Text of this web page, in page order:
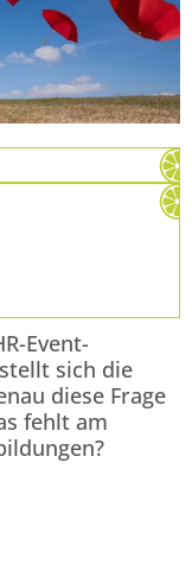
Event-
sich die
diese Frage
fehlt am